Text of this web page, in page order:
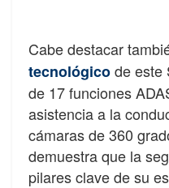
Cabe destacar
tecnológicode este
de 17 funciones
asistencia a la
cámaras de 360
demuestra que la
pilares clave de su